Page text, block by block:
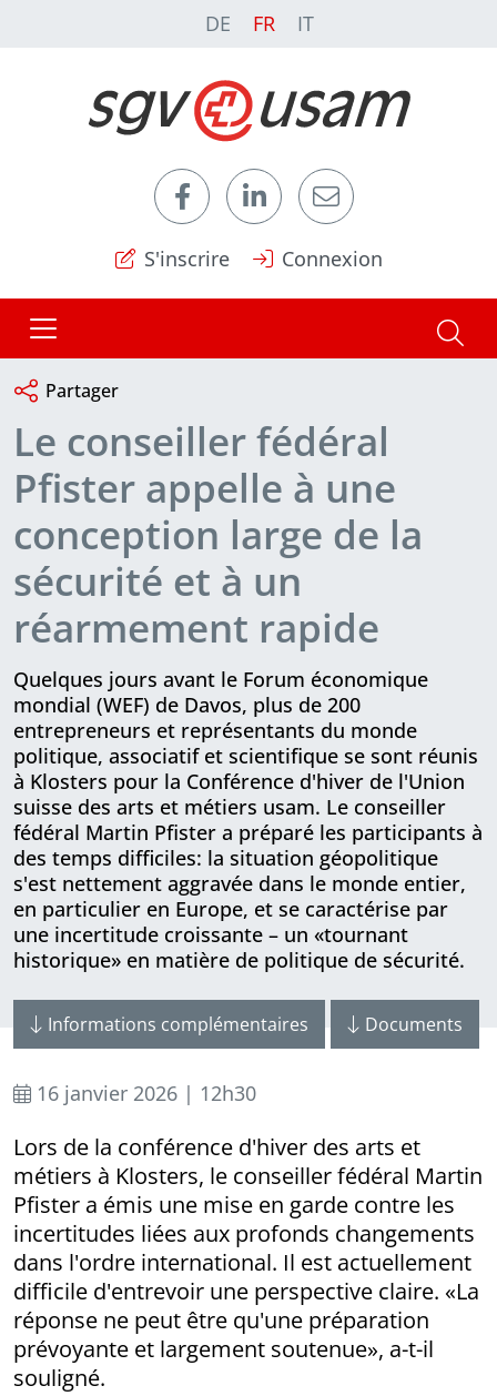
DE FR IT
S'inscrire Connexion
Partager
Le conseiller fédéral
Pfister appelle à une
conception large de la
sécurité et à un
réarmement rapide
Quelques jours avant le Forum éco­no­mique
mondial (WEF) de Davos, plus de 200
entrepreneurs et représentants du monde
politique, associatif et scientifique se sont réunis
à Klosters pour la Confé­rence d'hiver de l'Union
suisse des arts et métiers usam. Le conseiller
fédéral Martin Pfister a préparé les participants à
des temps difficiles: la situation géopolitique
s'est nettement aggravée dans le monde entier,
en particulier en Europe, et se caractérise par
une incertitude croissante – un «tournant
historique» en matière de politique de sécurité.
Informations complémentaires Documents
16 janvier 2026 | 12h30
Lors de la conférence d'hiver des arts et
métiers à Klosters, le conseiller fédéral Martin
Pfister a émis une mise en garde contre les
incertitudes liées aux profonds changements
dans l'ordre international. Il est actuellement
difficile d'entrevoir une perspective claire. «La
réponse ne peut être qu'une préparation
prévoyante et largement soutenue», a-t-il
souligné.